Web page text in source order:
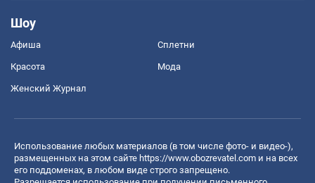
Шоу
Афиша Сплетни
Красота Мода
Женский Журнал
Использование любых материалов (в том числе фото- и видео-),
размещенных на этом сайте https://www.obozrevatel.com и на всех
его поддоменах, в любом виде строго запрещено.